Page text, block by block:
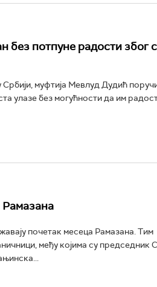
без потпуне радости због
муфтија Мевлуд Дудић
улазе без могућности да им
почетак месеца Рамазана. Тим
међу којима су председник